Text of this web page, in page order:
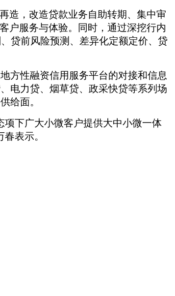
造，改造贷款业务自助转期、集中审
户服务与体验。 同时， 通过深挖行内
贷前风险预测、差异化定额定价、贷
方性融资信用服务平台的对接和信息
电力贷、烟草贷、政采快贷等系列场
给面。
项下广大小微客户提供大中小微一体
春表示。